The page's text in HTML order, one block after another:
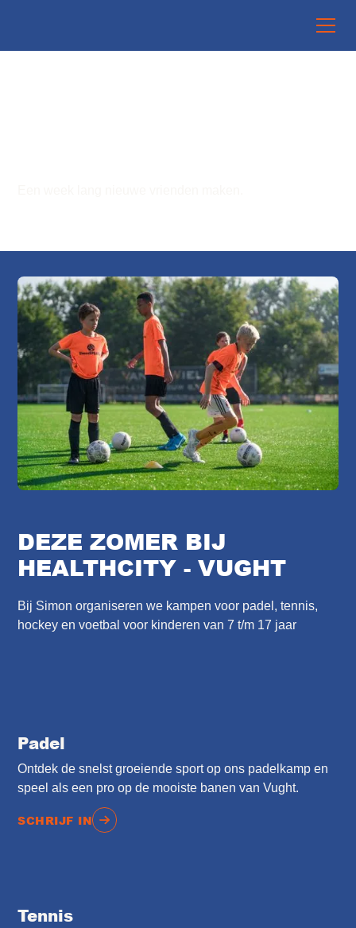
DEZE ZOMER BIJ
HEALTHCITY - VUGHT
Bij Simon organiseren we kampen voor padel, tennis,
hockey en voetbal voor kinderen van 7 t/m 17 jaar
Padel
Ontdek de snelst groeiende sport op ons padelkamp en
speel als een pro op de mooiste banen van Vught.
SCHRIJF IN
Tennis